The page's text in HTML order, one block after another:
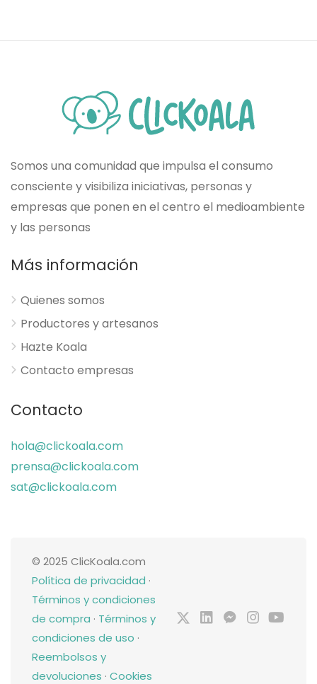
Somos una comunidad que impulsa el consumo
consciente y visibiliza iniciativas, personas y
empresas que ponen en el centro el medioambiente
y las personas
Más información
Quienes somos
Productores y artesanos
Hazte Koala
Contacto empresas
Contacto
hola@clickoala.com
prensa@clickoala.com
sat@clickoala.com
© 2025 ClicKoala.com
Política de privacidad ·
Términos y condiciones
de compra · Términos y
condiciones de uso ·
Reembolsos y
devoluciones · Cookies